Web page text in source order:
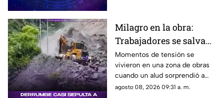
Milagro en la obra:
Trabajadores se salvan
de milagro tras
aparatoso derrumbe de
tierra
Momentos de tensión se
vivieron en una zona de obras
cuando un alud sorprendió a
los presentes, quienes
agosto 08, 2026 09:31 a. m.